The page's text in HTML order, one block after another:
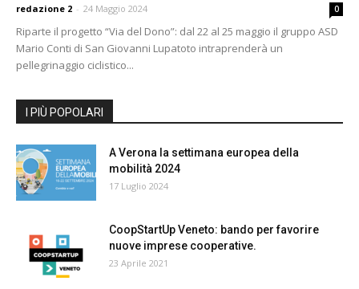
redazione 2 - 24 Maggio 2024 0
Riparte il progetto “Via del Dono”: dal 22 al 25 maggio il gruppo ASD
Mario Conti di San Giovanni Lupatoto intraprenderà un
pellegrinaggio ciclistico...
I PIÙ POPOLARI
A Verona la settimana europea della
mobilità 2024
17 Luglio 2024
CoopStartUp Veneto: bando per favorire
nuove imprese cooperative.
23 Aprile 2021